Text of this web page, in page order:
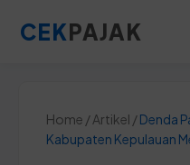
CEKPAJAK
Home / Artikel /Denda
Kabupaten Kepulauan